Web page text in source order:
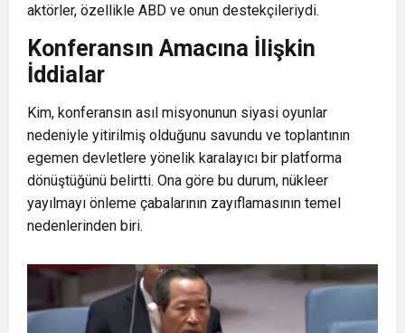
aktörler, özellikle ABD ve onun destekçileriydi.
Konferansın Amacına İlişkin
İddialar
Kim, konferansın asıl misyonunun siyasi oyunlar
nedeniyle yitirilmiş olduğunu savundu ve toplantının
egemen devletlere yönelik karalayıcı bir platforma
dönüştüğünü belirtti. Ona göre bu durum, nükleer
yayılmayı önleme çabalarının zayıflamasının temel
nedenlerinden biri.